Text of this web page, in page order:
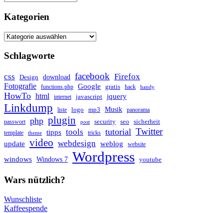
Kategorien
Schlagworte
css Design download facebook Firefox
Fotografie functions.php Google gratis hack handy
HowTo html internet javascript jquery
Linkdump liste logo mp3 Musik
panorama
passwort
php plugin post security seo sicherheit
template theme tipps tools tricks tutorial Twitter
update video webdesign weblog website
windows Windows 7 Wordpress youtube
Wars nützlich?
Wunschliste
Kaffeespende